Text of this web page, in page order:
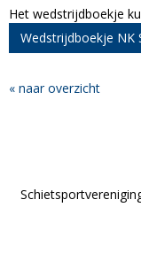
Het wedstrijdboekje
Wedstrijdboekje NK
« naar overzicht